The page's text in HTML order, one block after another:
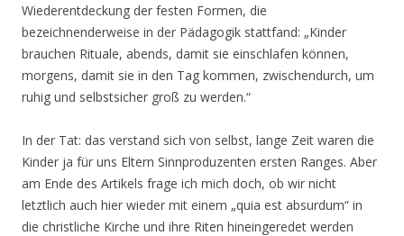
Wiederentdeckung der festen Formen, die
bezeichnenderweise in der Pädagogik stattfand: „Kinder
brauchen Rituale, abends, damit sie einschlafen können,
morgens, damit sie in den Tag kommen, zwischendurch, um
ruhig und selbstsicher groß zu werden.“
In der Tat: das verstand sich von selbst, lange Zeit waren die
Kinder ja für uns Eltern Sinnproduzenten ersten Ranges. Aber
am Ende des Artikels frage ich mich doch, ob wir nicht
letztlich auch hier wieder mit einem „quia est absurdum“ in
die christliche Kirche und ihre Riten hineingeredet werden